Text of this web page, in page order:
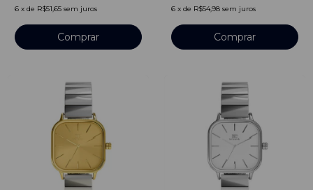
6 x de R$51,65 sem juros
Comprar
6 x de R$54,98 sem juros
Comprar